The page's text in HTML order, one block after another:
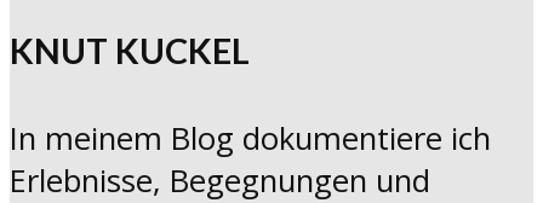
KNUT KUCKEL
In meinem Blog dokumentiere ich
Erlebnisse, Begegnungen und